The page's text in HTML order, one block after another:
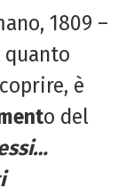
1809 –
quanto
è
o del